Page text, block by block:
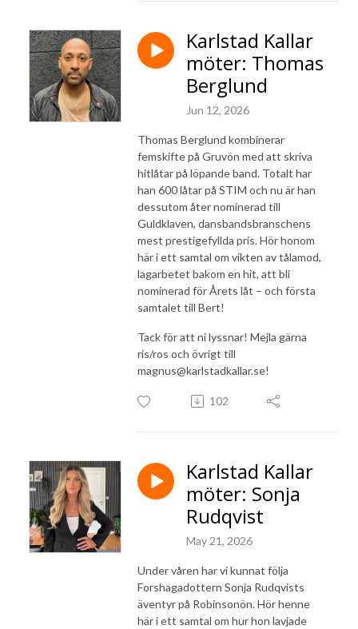
Karlstad Kallar
möter: Thomas
Berglund
Jun 12, 2026
Thomas Berglund kombinerar
femskifte på Gruvön med att skriva
hitlåtar på löpande band. Totalt har
han 600 låtar på STIM och nu är han
dessutom åter nominerad till
Guldklaven, dansbandsbranschens
mest prestigefyllda pris. Hör honom
här i ett samtal om vikten av tålamod,
lagarbetet bakom en hit, att bli
nominerad för Årets låt – och första
samtalet till Bert!
Tack för att ni lyssnar! Mejla gärna
ris/ros och övrigt till
magnus@karlstadkallar.se!
102
Karlstad Kallar
möter: Sonja
Rudqvist
May 21, 2026
Under våren har vi kunnat följa
Forshagadottern Sonja Rudqvists
äventyr på Robinsonön. Hör henne
här i ett samtal om hur hon lavjade